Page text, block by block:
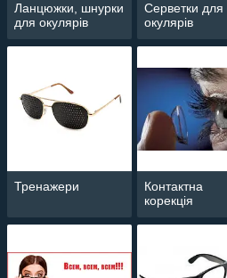
Ланцюжки, шнурки
для окулярів
Серветки для
окулярів
Тренажери
Контактна
корекція